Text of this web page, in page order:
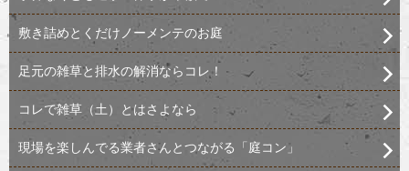
敷き詰めとくだけノーメンテのお庭
足元の雑草と排水の解消ならコレ！
コレで雑草（土）とはさよなら
現場を楽しんでる業者さんとつながる「庭コン」